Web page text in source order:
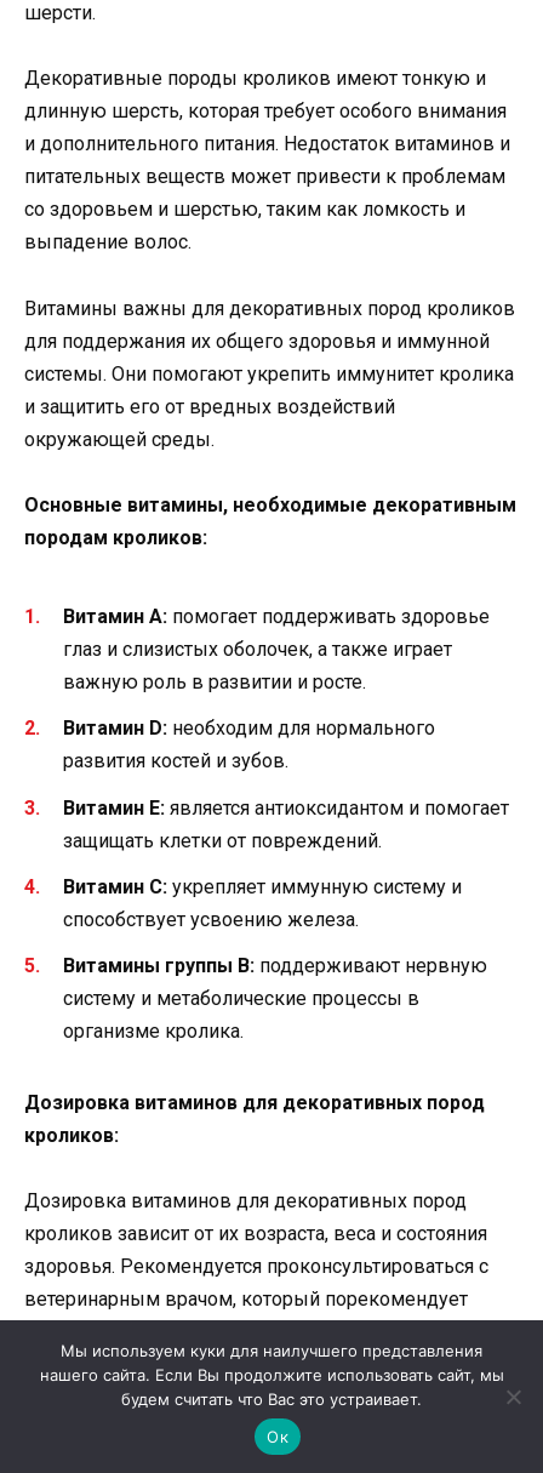
шерсти.
Декоративные породы кроликов имеют тонкую и
длинную шерсть, которая требует особого внимания
и дополнительного питания. Недостаток витаминов и
питательных веществ может привести к проблемам
со здоровьем и шерстью, таким как ломкость и
выпадение волос.
Витамины важны для декоративных пород кроликов
для поддержания их общего здоровья и иммунной
системы. Они помогают укрепить иммунитет кролика
и защитить его от вредных воздействий
окружающей среды.
Основные витамины, необходимые декоративным
породам кроликов:
Витамин А: помогает поддерживать здоровье
глаз и слизистых оболочек, а также играет
важную роль в развитии и росте.
Витамин D: необходим для нормального
развития костей и зубов.
Витамин Е: является антиоксидантом и помогает
защищать клетки от повреждений.
Витамин С: укрепляет иммунную систему и
способствует усвоению железа.
Витамины группы B: поддерживают нервную
систему и метаболические процессы в
организме кролика.
Дозировка витаминов для декоративных пород
кроликов:
Дозировка витаминов для декоративных пород
кроликов зависит от их возраста, веса и состояния
здоровья. Рекомендуется проконсультироваться с
ветеринарным врачом, который порекомендует
Применение витаминов для декоративных пород
Мы используем куки для наилучшего представления
нашего сайта. Если Вы продолжите использовать сайт, мы
будем считать что Вас это устраивает.
Ок